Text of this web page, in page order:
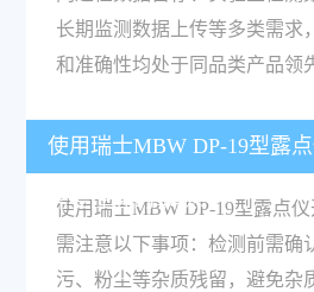
长期监测数据上传等多类需求
和准确性均处于同品类产品领
使用瑞士MBW DP-19型露
需要注意的事项？
使用瑞士MBW DP-19型露点仪
需注意以下事项：检测前需确
污、粉尘等杂质残留，避免杂